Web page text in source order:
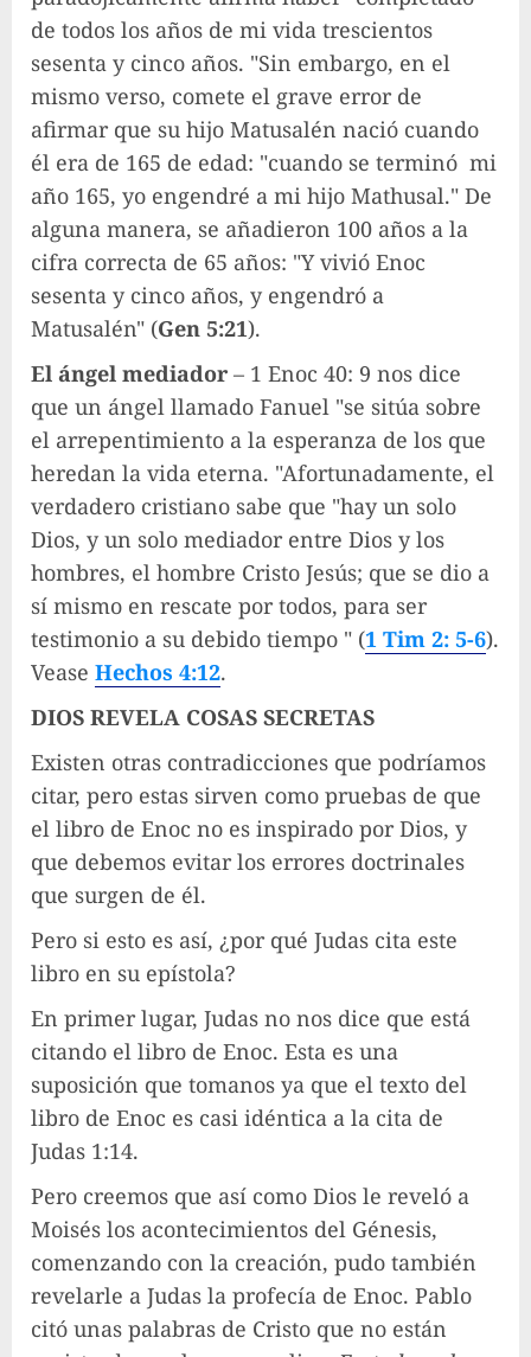
de todos los años de mi vida trescientos
sesenta y cinco años. "Sin embargo, en el
mismo verso, comete el grave error de
afirmar que su hijo Matusalén nació cuando
él era de 165 de edad: "cuando se terminó mi
año 165, yo engendré a mi hijo Mathusal." De
alguna manera, se añadieron 100 años a la
cifra correcta de 65 años: "Y vivió Enoc
sesenta y cinco años, y engendró a
Matusalén" (Gen 5:21).
El ángel mediador – 1 Enoc 40: 9 nos dice
que un ángel llamado Fanuel "se sitúa sobre
el arrepentimiento a la esperanza de los que
heredan la vida eterna. "Afortunadamente, el
verdadero cristiano sabe que "hay un solo
Dios, y un solo mediador entre Dios y los
hombres, el hombre Cristo Jesús; que se dio a
sí mismo en rescate por todos, para ser
testimonio a su debido tiempo " (1 Tim 2: 5-6).
Vease Hechos 4:12.
DIOS REVELA COSAS SECRETAS
Existen otras contradicciones que podríamos
citar, pero estas sirven como pruebas de que
el libro de Enoc no es inspirado por Dios, y
que debemos evitar los errores doctrinales
que surgen de él.
Pero si esto es así, ¿por qué Judas cita este
libro en su epístola?
En primer lugar, Judas no nos dice que está
citando el libro de Enoc. Esta es una
suposición que tomanos ya que el texto del
libro de Enoc es casi idéntica a la cita de
Judas 1:14.
Pero creemos que así como Dios le reveló a
Moisés los acontecimientos del Génesis,
comenzando con la creación, pudo también
revelarle a Judas la profecía de Enoc. Pablo
citó unas palabras de Cristo que no están